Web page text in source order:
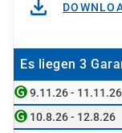
Es liegen 3
9.11.26 - 11.11.26
10.8.26 - 12.8.26